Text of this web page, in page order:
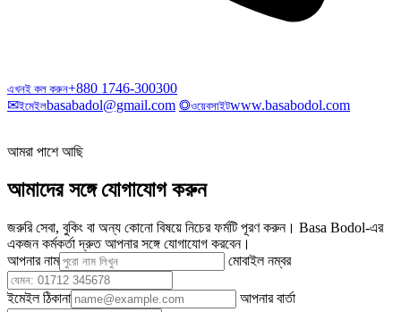
এখনই কল করুন+880 1746-300300
✉ইমেইলbasabadol@gmail.com ◎ওয়েবসাইটwww.basabodol.com
আমরা পাশে আছি
আমাদের সঙ্গে যোগাযোগ করুন
জরুরি সেবা, বুকিং বা অন্য কোনো বিষয়ে নিচের ফর্মটি পূরণ করুন। Basa Bodol-এর
একজন কর্মকর্তা দ্রুত আপনার সঙ্গে যোগাযোগ করবেন।
আপনার নাম
মোবাইল নম্বর
ইমেইল ঠিকানা আপনার বার্তা